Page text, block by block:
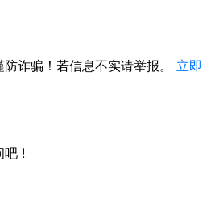
诈骗！若信息不实请举报。 立即
吧 !